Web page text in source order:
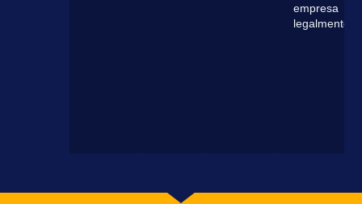
empresa
legalmente.